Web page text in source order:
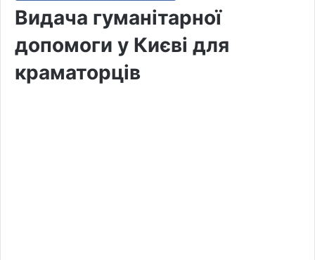
Видача гуманітарної
допомоги у Києві для
краматорців